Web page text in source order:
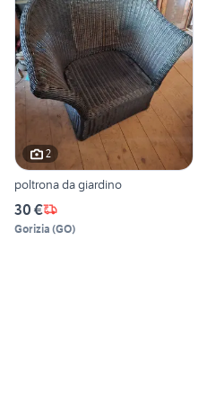
2
poltrona da giardino
30 €
Gorizia (GO)